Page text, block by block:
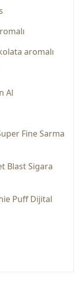
aromalı
Al
Fine Sarma
Blast Sigara
Puff Dijital